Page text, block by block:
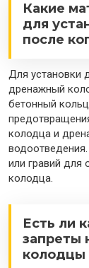
Какие
для
после
Для установки
дренажный
бетонный
колодца и
или гравий для
колодца.
Есть ли
запреты
колодцы